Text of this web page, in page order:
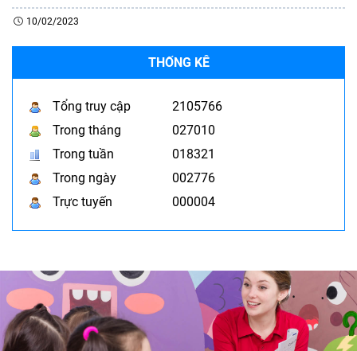
10/02/2023
THỐNG KÊ
Tổng truy cập
2105766
Trong tháng
027010
Trong tuần
018321
Trong ngày
002776
Trực tuyến
000004